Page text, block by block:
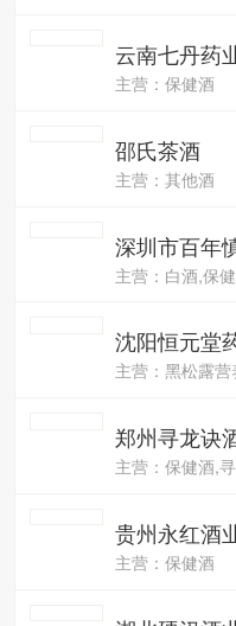
云南七丹药
主营：保健酒
邵氏茶酒
主营：其他酒
深圳市百年
主营：白酒,保
沈阳恒元堂
主营：黑松露营
郑州寻龙诀
主营：保健酒,
贵州永红酒
主营：保健酒